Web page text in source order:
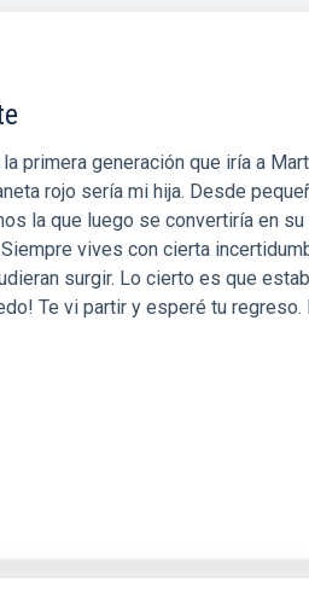
primera generación que iría a
rojo sería mi hija. Desde
la que luego se convertiría en su
vives con cierta
surgir. Lo cierto es que
Te vi partir y esperé tu regreso.